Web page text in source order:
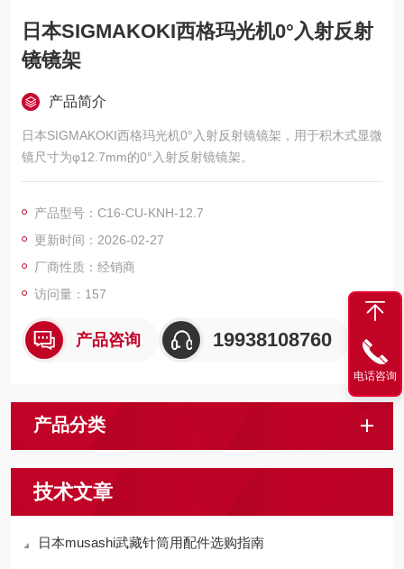
日本SIGMAKOKI西格玛光机0°入射反射
镜镜架
产品简介
日本SIGMAKOKI西格玛光机0°入射反射镜镜架，用于积木式显微
镜尺寸为φ12.7mm的0°入射反射镜镜架。
产品型号：C16-CU-KNH-12.7
更新时间：2026-02-27
厂商性质：经销商
访问量：157
产品咨询 19938108760
产品分类
技术文章
日本musashi武藏针筒用配件选购指南
电话咨询